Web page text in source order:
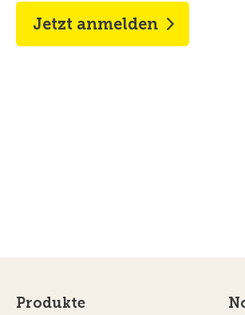
Jetzt anmelden
Produkte